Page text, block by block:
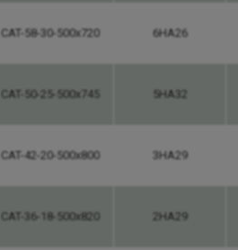
CAT-58-30-500x720 6HA26
CAT-50-25-500x745 5HA32
CAT-42-20-500x800 3HA29
CAT-36-18-500x820 2HA29